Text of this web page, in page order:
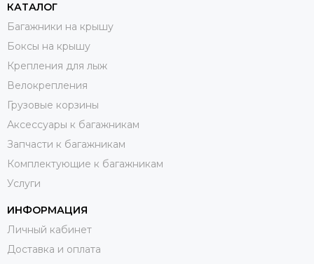
КАТАЛОГ
Багажники на крышу
Боксы на крышу
Крепления для лыж
Велокрепления
Грузовые корзины
Аксессуары к багажникам
Запчасти к багажникам
Комплектующие к багажникам
Услуги
ИНФОРМАЦИЯ
Личный кабинет
Доставка и оплата